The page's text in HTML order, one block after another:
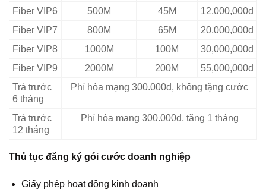
Fiber VIP6
500M 45M
12,000,000đ
Fiber VIP7
800M 65M
20,000,000đ
Fiber VIP8
1000M 100M
30,000,000đ
Fiber VIP9
2000M 200M
55,000,000đ
Trả trước
6 tháng
Phí hòa mạng 300.000đ, không tặng cước
Trả trước
12 tháng
Phí hòa mạng 300.000đ, tặng 1 tháng
Thủ tục đăng ký gói cước doanh nghiệp
Giấy phép hoạt động kinh doanh